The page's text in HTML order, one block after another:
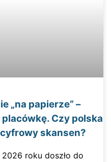
„na papierze” –
Czy polska
skansen?
roku doszło do